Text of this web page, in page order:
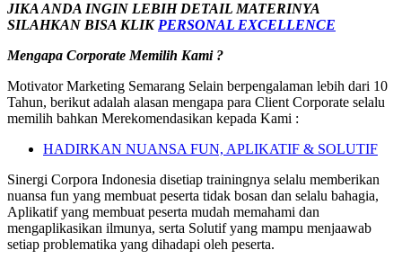
JIKA ANDA INGIN LEBIH DETAIL MATERINYA
SILAHKAN BISA KLIK PERSONAL EXCELLENCE
Mengapa Corporate Memilih Kami ?
Motivator Marketing Semarang Selain berpengalaman lebih dari 10
Tahun, berikut adalah alasan mengapa para Client Corporate selalu
memilih bahkan Merekomendasikan kepada Kami :
HADIRKAN NUANSA FUN, APLIKATIF & SOLUTIF
Sinergi Corpora Indonesia disetiap trainingnya selalu memberikan
nuansa fun yang membuat peserta tidak bosan dan selalu bahagia,
Aplikatif yang membuat peserta mudah memahami dan
mengaplikasikan ilmunya, serta Solutif yang mampu menjaawab
setiap problematika yang dihadapi oleh peserta.